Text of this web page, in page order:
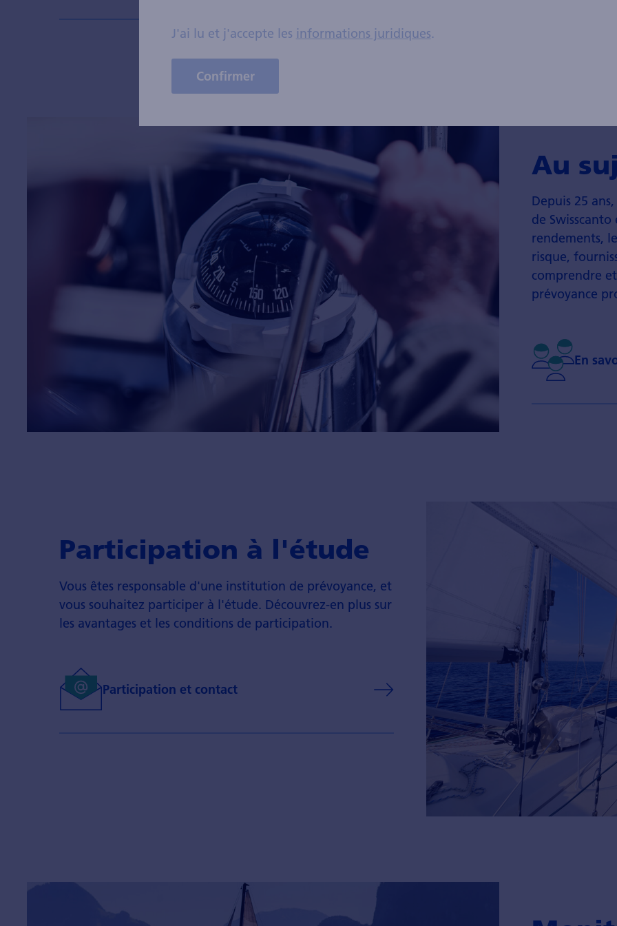
Au
Depuis 25
de Swisscanto
rendements,
risque,
comprendre
prévoyance
En
Participation à l'étude
Vous êtes responsable d'une institution de prévoyance, et
vous souhaitez participer à l'étude. Découvrez-en plus sur
les avantages et les conditions de participation.
Participation et contact
J'ai lu et j'accepte les informations juridiques.
Confirmer